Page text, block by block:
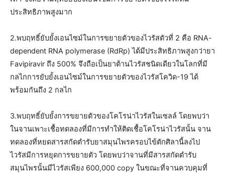
ประสิทธิภาพสูงมาก
2.พบฤทธิ์ยับยั้งเอนไซม์ในการขยายตัวของไวรัสตัวที่ 2 คือ RNA-
dependent RNA polymerase (RdRp) ได้มีประสิทธิภาพสูงกว่ายา
Favipiravir ถึง 500% จึงถือเป็นยาต้านไวรัสชนิดเดียวในโลกที่มี
กลไกการยับยั้งเอนไซม์ในการขยายตัวของไวรัสโควิด-19 ได้
พร้อมกันถึง 2 กลไก
3.พบฤทธิ์ยับยั้งการขยายตัวของโคโรน่าไวรัสในเซลล์ โดยพบว่า
ในจานเพาะเชื้อทดลองที่มีการทำให้ติดเชื้อโคโรน่าไวรัสนั้น จาน
ทดลองที่หยดสารสกัดตำรับยาสมุนไพรครอบไข้ตักศิลานี้ลงไป
ไวรัสมีการหยุดการขยายตัว โดยพบว่าจานที่มีสารสกัดตำรับ
สมุนไพรนั้นมีไวรัสเพียง 600,000 copy ในขณะที่จานควบคุมที่